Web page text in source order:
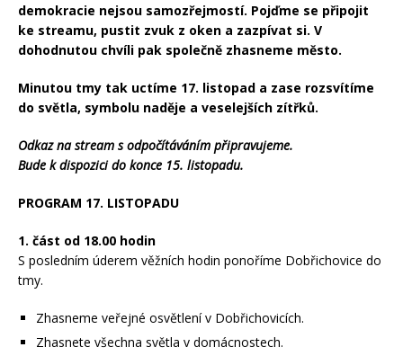
demokracie nejsou samozřejmostí. Pojďme se připojit
ke streamu, pustit zvuk z oken a zazpívat si. V
dohodnutou chvíli pak společně zhasneme město.
Minutou tmy tak uctíme 17. listopad a zase rozsvítíme
do světla, symbolu naděje a veselejších zítřků.
Odkaz na stream s odpočítáváním připravujeme.
Bude k dispozici do konce 15. listopadu.
PROGRAM 17. LISTOPADU
1. část od 18.00 hodin
S posledním úderem věžních hodin ponoříme Dobřichovice do
tmy.
Zhasneme veřejné osvětlení v Dobřichovicích.
Zhasnete všechna světla v domácnostech.